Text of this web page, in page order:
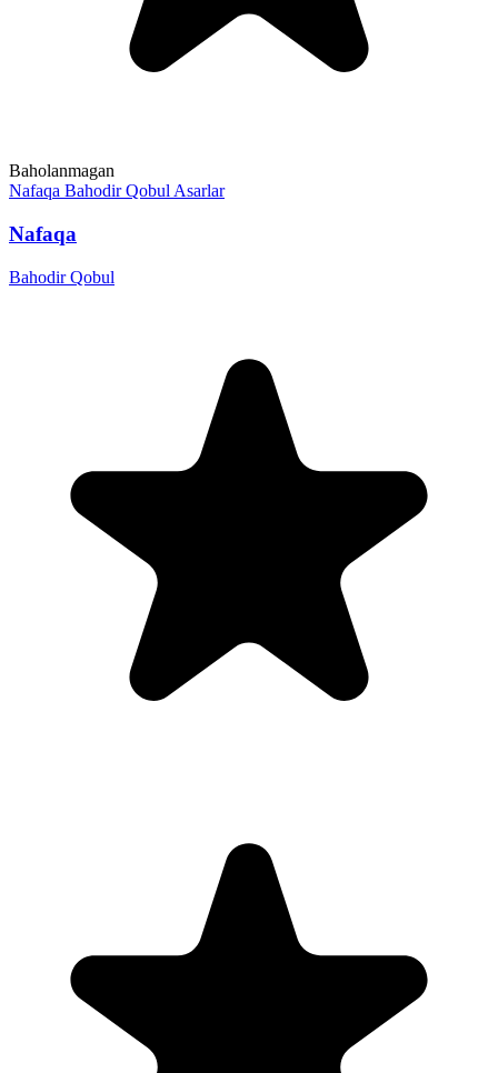
Baholanmagan
Nafaqa Bahodir QobulAsarlar
Nafaqa
Bahodir Qobul